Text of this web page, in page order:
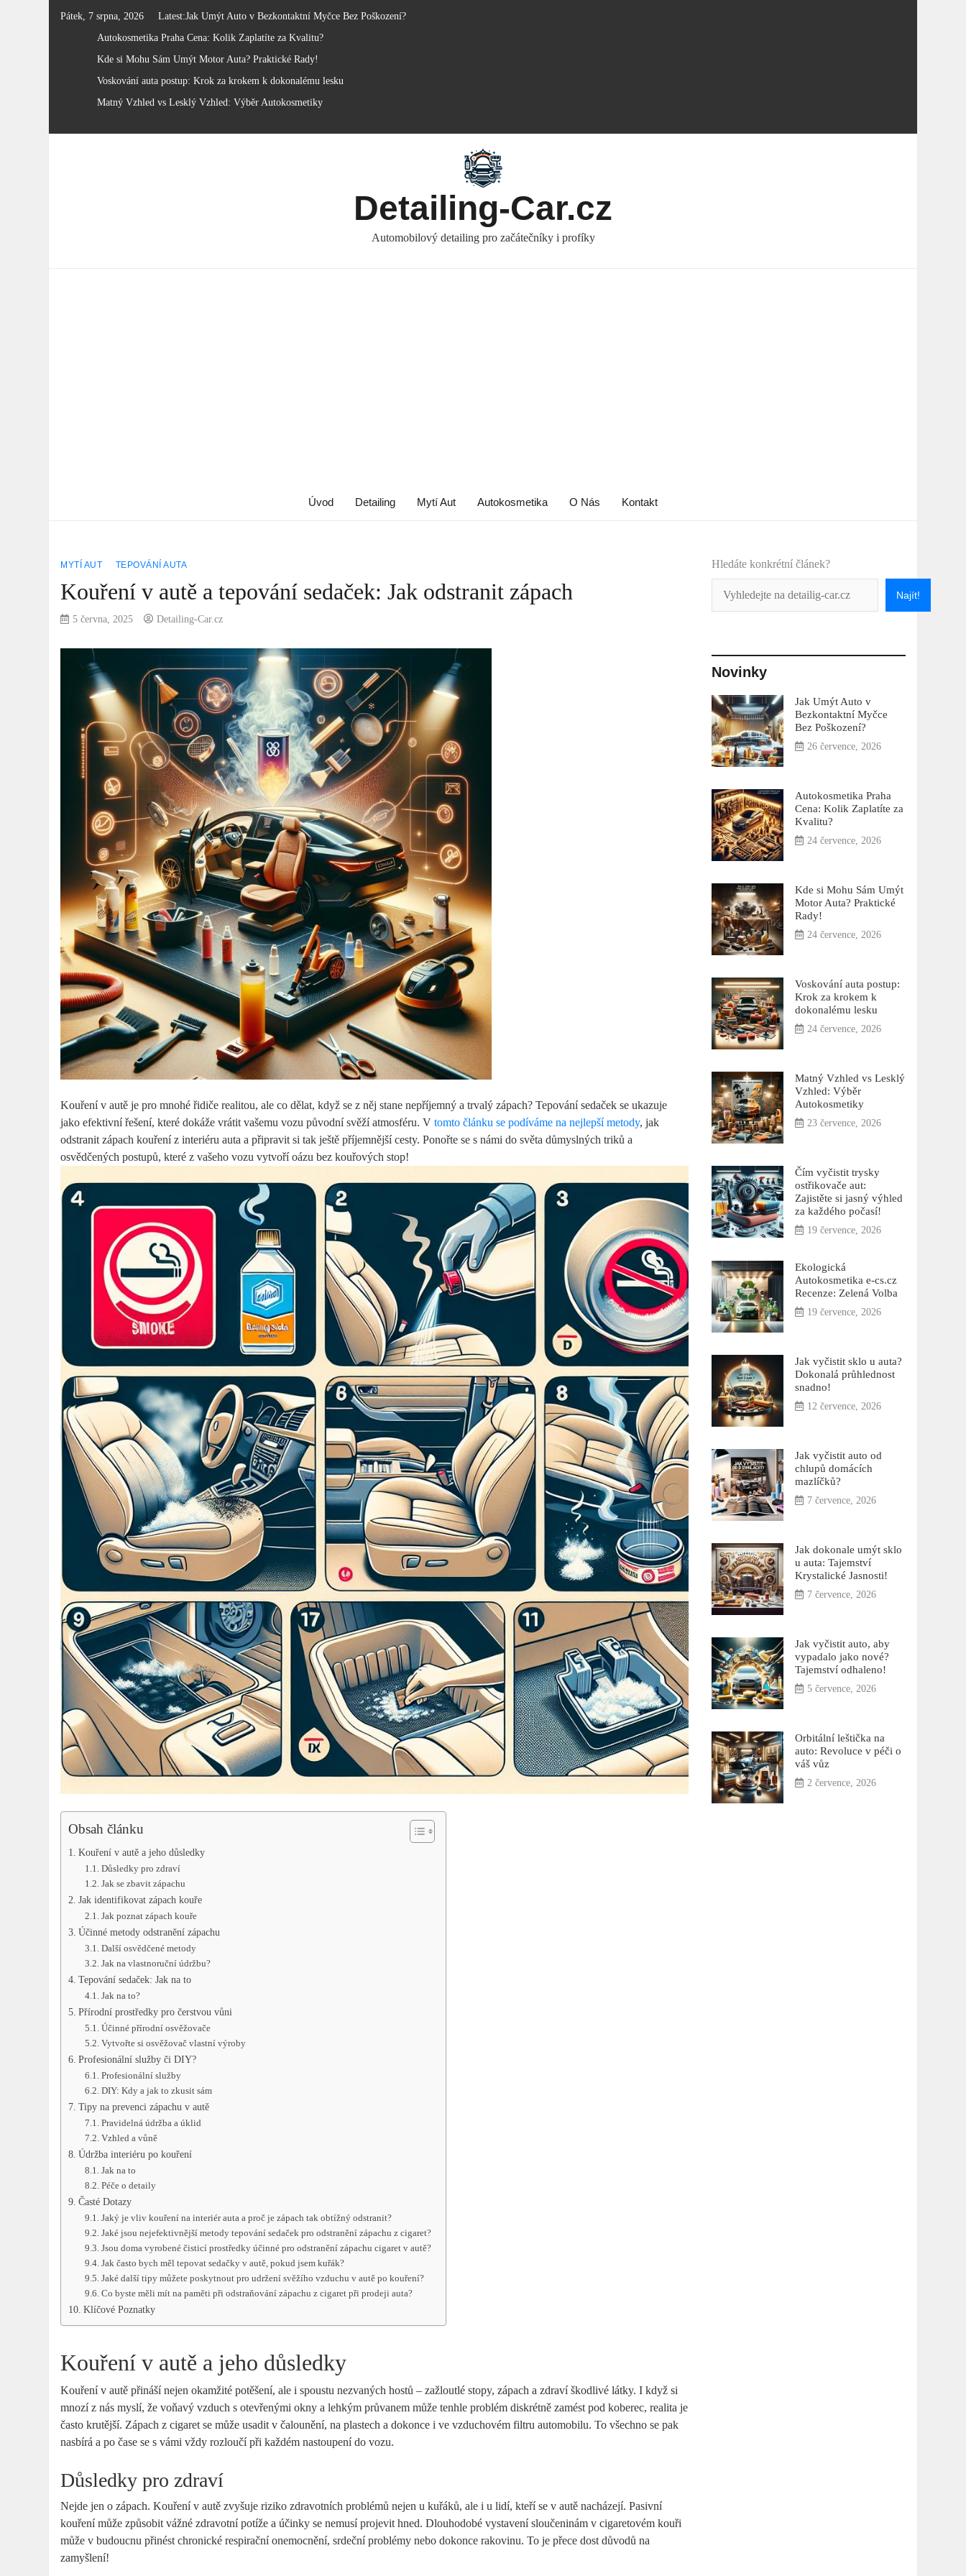
Pátek, 7 srpna, 2026 Latest:Jak Umýt Auto v Bezkontaktní Myčce Bez Poškození?
Autokosmetika Praha Cena: Kolik Zaplatíte za Kvalitu?
Kde si Mohu Sám Umýt Motor Auta? Praktické Rady!
Voskování auta postup: Krok za krokem k dokonalému lesku
Matný Vzhled vs Lesklý Vzhled: Výběr Autokosmetiky
Detailing-Car.cz
Automobilový detailing pro začátečníky i profíky
Úvod Detailing Mytí Aut Autokosmetika O Nás Kontakt
MYTÍ AUT TEPOVÁNÍ AUTA
Kouření v autě a tepování sedaček: Jak odstranit zápach
5 června, 2025 Detailing-Car.cz
Kouření v autě je pro mnohé řidiče realitou, ale co dělat, když se z něj stane nepříjemný a trvalý zápach? Tepování sedaček se ukazuje
jako efektivní řešení, které dokáže vrátit vašemu vozu původní svěží atmosféru. Vtomto článku se podíváme na nejlepší metody, jak
odstranit zápach kouření z interiéru auta a připravit si tak ještě příjemnější cesty. Ponořte se s námi do světa důmyslných triků a
osvědčených postupů, které z vašeho vozu vytvoří oázu bez kouřových stop!
Obsah článku
Kouření v autě a jeho důsledky
Důsledky pro zdraví
Jak se zbavit zápachu
Jak identifikovat zápach kouře
Jak poznat zápach kouře
Účinné metody odstranění zápachu
Další osvědčené metody
Jak na vlastnoruční údržbu?
Tepování sedaček: Jak na to
Jak na to?
Přírodní prostředky pro čerstvou vůni
Účinné přírodní osvěžovače
Vytvořte si osvěžovač vlastní výroby
Profesionální služby či DIY?
Profesionální služby
DIY: Kdy a jak to zkusit sám
Tipy na prevenci zápachu v autě
Pravidelná údržba a úklid
Vzhled a vůně
Údržba interiéru po kouření
Jak na to
Péče o detaily
Časté Dotazy
Jaký je vliv kouření na interiér auta a proč je zápach tak obtížný odstranit?
Jaké jsou nejefektivnější metody tepování sedaček pro odstranění zápachu z cigaret?
Jsou doma vyrobené čisticí prostředky účinné pro odstranění zápachu cigaret v autě?
Jak často bych měl tepovat sedačky v autě, pokud jsem kuřák?
Jaké další tipy můžete poskytnout pro udržení svěžího vzduchu v autě po kouření?
Co byste měli mít na paměti při odstraňování zápachu z cigaret při prodeji auta?
Klíčové Poznatky
Kouření v autě a jeho důsledky
Kouření v autě přináší nejen okamžité potěšení, ale i spoustu nezvaných hostů – zažloutlé stopy, zápach a zdraví škodlivé látky. I když si
mnozí z nás myslí, že voňavý vzduch s otevřenými okny a lehkým průvanem může tenhle problém diskrétně zamést pod koberec, realita je
často krutější. Zápach z cigaret se může usadit v čalounění, na plastech a dokonce i ve vzduchovém filtru automobilu. To všechno se pak
nasbírá a po čase se s vámi vždy rozloučí při každém nastoupení do vozu.
Důsledky pro zdraví
Nejde jen o zápach. Kouření v autě zvyšuje riziko zdravotních problémů nejen u kuřáků, ale i u lidí, kteří se v autě nacházejí. Pasivní
kouření může způsobit vážné zdravotní potíže a účinky se nemusí projevit hned. Dlouhodobé vystavení sloučeninám v cigaretovém kouři
může v budoucnu přinést chronické respirační onemocnění, srdeční problémy nebo dokonce rakovinu. To je přece dost důvodů na
zamyšlení!
Hledáte konkrétní článek?
Najít!
Novinky
Jak Umýt Auto v
Bezkontaktní Myčce
Bez Poškození?
26 července, 2026
Autokosmetika Praha
Cena: Kolik Zaplatíte za
Kvalitu?
24 července, 2026
Kde si Mohu Sám Umýt
Motor Auta? Praktické
Rady!
24 července, 2026
Voskování auta postup:
Krok za krokem k
dokonalému lesku
24 července, 2026
Matný Vzhled vs Lesklý
Vzhled: Výběr
Autokosmetiky
23 července, 2026
Čím vyčistit trysky
ostřikovače aut:
Zajistěte si jasný výhled
za každého počasí!
19 července, 2026
Ekologická
Autokosmetika e-cs.cz
Recenze: Zelená Volba
19 července, 2026
Jak vyčistit sklo u auta?
Dokonalá průhlednost
snadno!
12 července, 2026
Jak vyčistit auto od
chlupů domácích
mazlíčků?
7 července, 2026
Jak dokonale umýt sklo
u auta: Tajemství
Krystalické Jasnosti!
7 července, 2026
Jak vyčistit auto, aby
vypadalo jako nové?
Tajemství odhaleno!
5 července, 2026
Orbitální leštička na
auto: Revoluce v péči o
váš vůz
2 července, 2026